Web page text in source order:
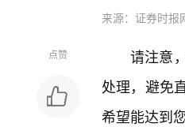
来源：证券时报
点赞
请注意
处理，避免
希望能达到